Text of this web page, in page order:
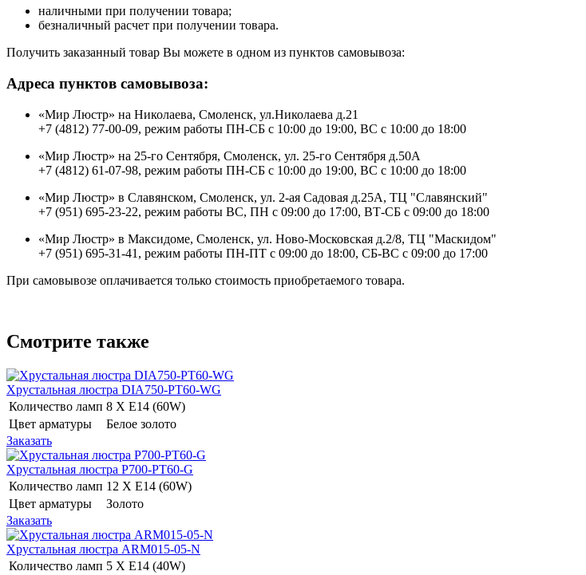
наличными при получении товара;
безналичный расчет при получении товара.
Получить заказанный товар Вы можете в одном из пунктов самовывоза:
Адреса пунктов самовывоза:
«Мир Люстр» на Николаева, Смоленск, ул.Николаева д.21
+7 (4812) 77-00-09, режим работы ПН-СБ с 10:00 до 19:00, ВС с 10:00 до 18:00
«Мир Люстр» на 25-го Сентября, Смоленск, ул. 25-го Сентября д.50А
+7 (4812) 61-07-98, режим работы ПН-СБ с 10:00 до 19:00, ВС с 10:00 до 18:00
«Мир Люстр» в Славянском, Смоленск, ул. 2-ая Садовая д.25А, ТЦ "Славянский"
+7 (951) 695-23-22, режим работы ВС, ПН с 09:00 до 17:00, ВТ-СБ с 09:00 до 18:00
«Мир Люстр» в Максидоме, Смоленск, ул. Ново-Московская д.2/8, ТЦ "Маскидом"
+7 (951) 695-31-41, режим работы ПН-ПТ с 09:00 до 18:00, СБ-ВС с 09:00 до 17:00
При самовывозе оплачивается только стоимость приобретаемого товара.
Смотрите также
Хрустальная люстра DIA750-PT60-WG
Количество ламп 8 Х E14 (60W)
Цвет арматуры
Белое золото
Заказать
Хрустальная люстра P700-PT60-G
Количество ламп 12 Х E14 (60W)
Цвет арматуры
Золото
Заказать
Хрустальная люстра ARM015-05-N
Количество ламп 5 Х E14 (40W)